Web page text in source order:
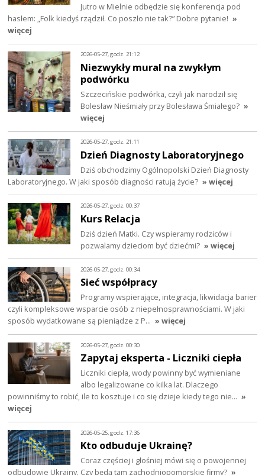
Jutro w Mielnie odbędzie się konferencja pod
hasłem: „Folk kiedyś rządził. Co poszło nie tak?” Dobre pytanie! »
więcej
2026-05-27, godz. 21:12
Niezwykły mural na zwykłym
podwórku
Szczecińskie podwórka, czyli jak narodził się
Bolesław Nieśmiały przy Bolesława Śmiałego? »
więcej
2026-05-27, godz. 21:11
Dzień Diagnosty Laboratoryjnego
Dziś obchodzimy Ogólnopolski Dzień Diagnosty
Laboratoryjnego. W jaki sposób diagności ratują życie? » więcej
2026-05-27, godz. 00:37
Kurs Relacja
Dziś dzień Matki. Czy wspieramy rodziców i
pozwalamy dzieciom być dziećmi? » więcej
2026-05-27, godz. 00:34
Sieć współpracy
Programy wspierające, integracja, likwidacja barier
czyli kompleksowe wsparcie osób z niepełnosprawnościami. W jaki
sposób wydatkowane są pieniądze z P… » więcej
2026-05-27, godz. 00:30
Zapytaj eksperta - Liczniki ciepła
Liczniki ciepła, wody powinny być wymieniane
albo legalizowane co kilka lat. Dlaczego
powinniśmy to robić, ile to kosztuje i co się dzieje kiedy tego nie… »
więcej
2026-05-25, godz. 17:36
Kto odbuduje Ukrainę?
Coraz częściej i głośniej mówi się o powojennej
odbudowie Ukrainy. Czy będą tam zachodniopomorskie firmy? »